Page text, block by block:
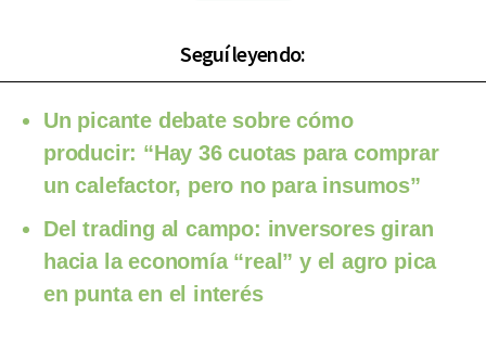
Seguí leyendo:
Un picante debate sobre cómo
producir: “Hay 36 cuotas para comprar
un calefactor, pero no para insumos”
Del trading al campo: inversores giran
hacia la economía “real” y el agro pica
en punta en el interés